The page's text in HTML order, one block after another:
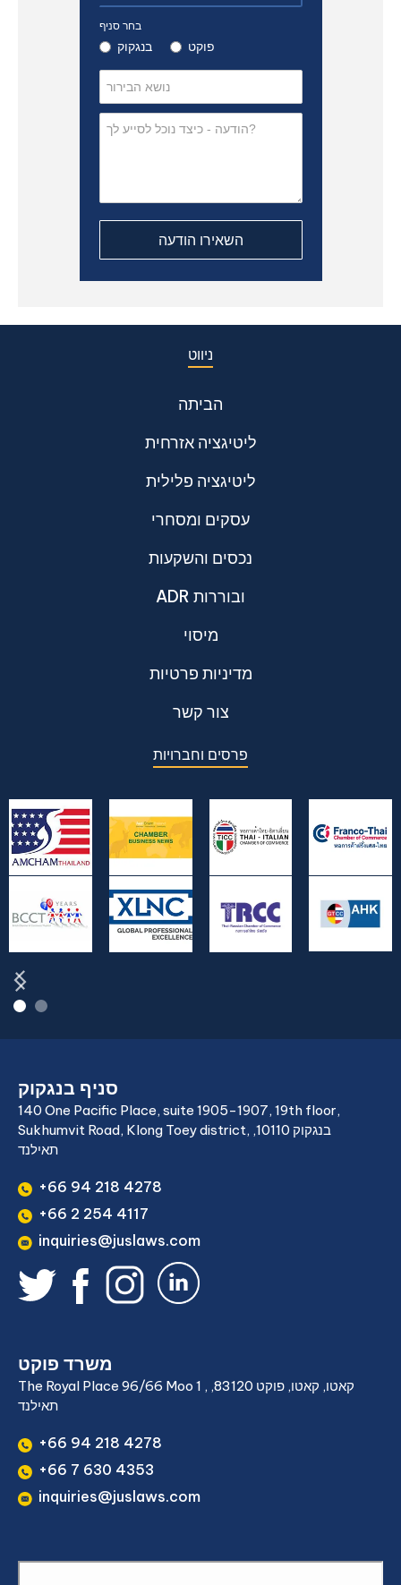
בחר סניף
בנגקוק פוקט
ניווט
הביתה
ליטיגציה אזרחית
ליטיגציה פלילית
עסקים ומסחרי
נכסים והשקעות
ADR ובוררות
מיסוי
מדיניות פרטיות
צור קשר
פרסים וחברויות
סניף בנגקוק
140 One Pacific Place, suite 1905-1907, 19th floor,
Sukhumvit Road, Klong Toey district, בנגקוק 10110,
תאילנד
+66 94 218 4278
+66 2 254 4117
inquiries@juslaws.com
משרד פוקט
The Royal Place 96/66 Moo 1 , קאטו, קאטו, פוקט 83120,
תאילנד
+66 94 218 4278
+66 7 630 4353
inquiries@juslaws.com